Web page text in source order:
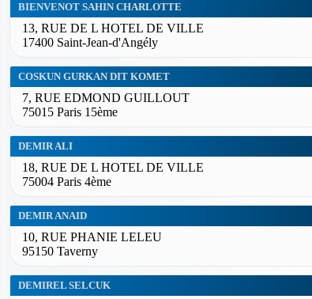
BIENVENOT SAHIN CHARLOTTE
13, RUE DE L HOTEL DE VILLE
17400 Saint-Jean-d'Angély
COSKUN GURKAN DIT KOMET
7, RUE EDMOND GUILLOUT
75015 Paris 15ème
DEMIR ALI
18, RUE DE L HOTEL DE VILLE
75004 Paris 4ème
DEMIR ANAID
10, RUE PHANIE LELEU
95150 Taverny
DEMIREL SELCUK